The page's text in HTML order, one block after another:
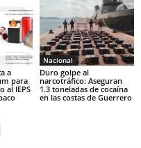
a
para
al IEPS
Nacional
Duro golpe al
narcotráfico: Aseguran
1.3 toneladas de cocaína
en las costas de Guerrero